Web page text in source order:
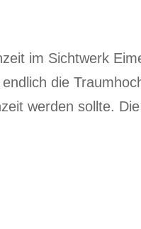
im Sichtwerk
die
werden sollte.